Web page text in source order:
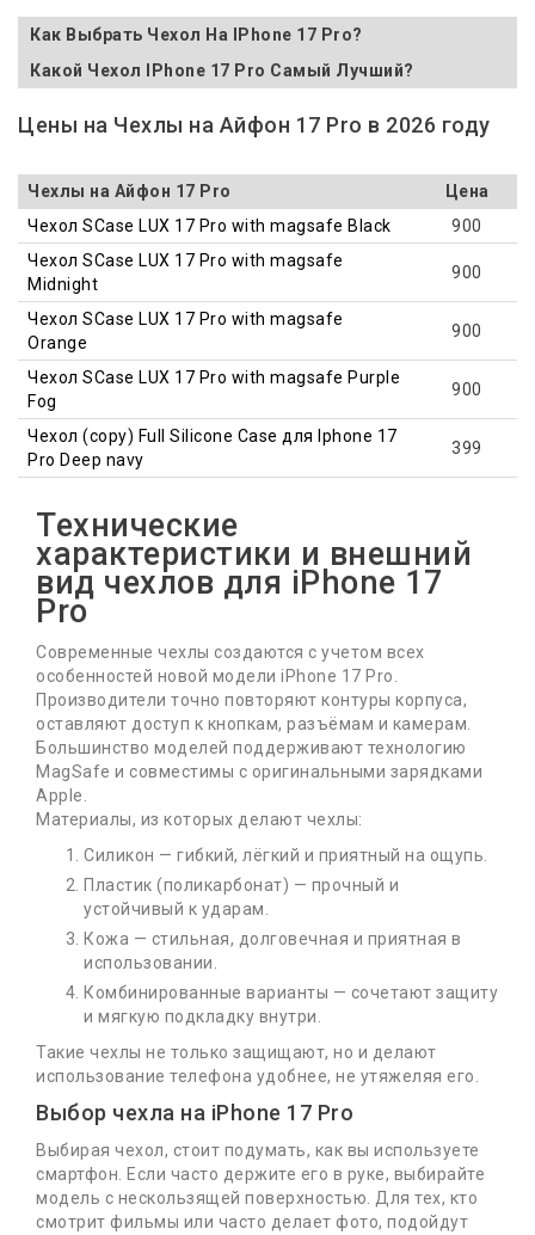
Как Выбрать Чехол На IPhone 17 Pro?
Какой Чехол IPhone 17 Pro Самый Лучший?
Цены на Чехлы на Айфон 17 Pro в 2026 году
Чехлы на Айфон 17 Pro
Цена
Чехол SCase LUX 17 Pro with magsafe Black
900
Чехол SCase LUX 17 Pro with magsafe
Midnight
900
Чехол SCase LUX 17 Pro with magsafe
Orange
900
Чехол SCase LUX 17 Pro with magsafe Purple
Fog
900
Чехол (copy) Full Silicone Case для Iphone 17
Pro Deep navy
399
Технические
характеристики и внешний
вид чехлов для iPhone 17
Pro
Современные чехлы создаются с учетом всех
особенностей новой модели iPhone 17 Pro.
Производители точно повторяют контуры корпуса,
оставляют доступ к кнопкам, разъёмам и камерам.
Большинство моделей поддерживают технологию
MagSafe и совместимы с оригинальными зарядками
Apple.
Материалы, из которых делают чехлы:
Силикон — гибкий, лёгкий и приятный на ощупь.
Пластик (поликарбонат) — прочный и
устойчивый к ударам.
Кожа — стильная, долговечная и приятная в
использовании.
Комбинированные варианты — сочетают защиту
и мягкую подкладку внутри.
Такие чехлы не только защищают, но и делают
использование телефона удобнее, не утяжеляя его.
Выбор чехла на iPhone 17 Pro
Выбирая чехол, стоит подумать, как вы используете
смартфон. Если часто держите его в руке, выбирайте
модель с нескользящей поверхностью. Для тех, кто
смотрит фильмы или часто делает фото, подойдут
Читать далее
Будь в курсе новинок и акций!
Подписка
Контакты
Информация